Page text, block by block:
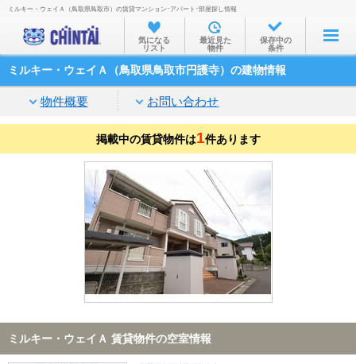
お部屋を探す
沿線・駅から
家賃相場から
通勤通学時間から
物件特集から
不動産会社から
TOP
ミルキー・ウェイＡ（鳥取県鳥取市）の賃貸マンション･アパート･部屋探し情報
気になる
リスト
最近見た
物件
保存中の
条件
ミルキー・ウェイＡ（鳥取県鳥取市円護寺）の建物情報
物件概要 お問い合わせ
掲載中の賃貸物件は1件あります
ミルキー・ウェイＡ 賃貸物件の空室情報